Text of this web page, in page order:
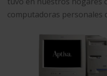
computadoras personales